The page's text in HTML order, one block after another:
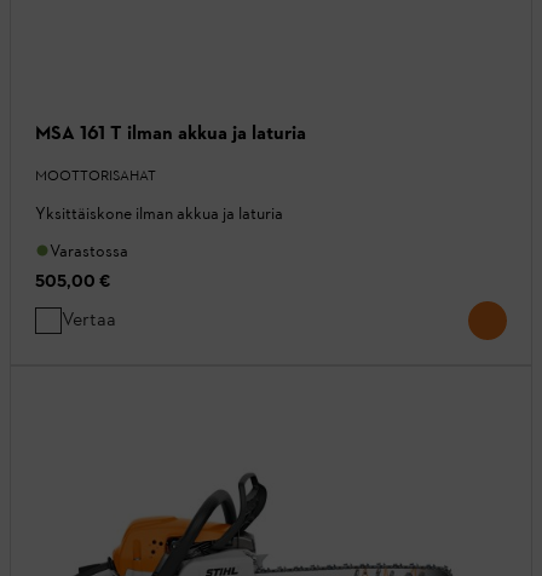
MSA 161 T ilman akkua ja laturia
MOOTTORISAHAT
Yksittäiskone ilman akkua ja laturia
Varastossa
505,00 €
Vertaa